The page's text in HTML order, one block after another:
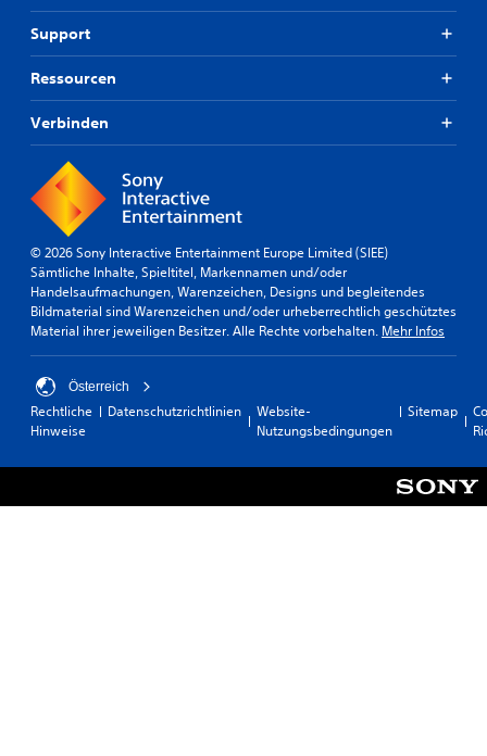
Support
Ressourcen
Verbinden
© 2026 Sony Interactive Entertainment Europe Limited (SIEE)
Sämtliche Inhalte, Spieltitel, Markennamen und/oder
Handelsaufmachungen, Warenzeichen, Designs und begleitendes
Bildmaterial sind Warenzeichen und/oder urheberrechtlich geschütztes
Material ihrer jeweiligen Besitzer. Alle Rechte vorbehalten. Mehr Infos
Österreich
Rechtliche
Hinweise
Datenschutzrichtlinien
Website-
Nutzungsbedingungen
Sitemap